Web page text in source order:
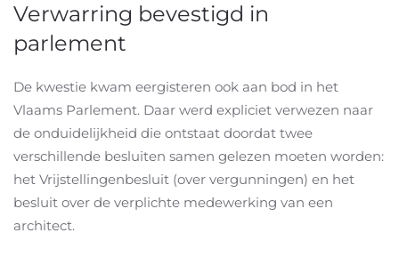
Verwarring bevestigd in
parlement
De kwestie kwam eergisteren ook aan bod in het
Vlaams Parlement. Daar werd expliciet verwezen naar
de onduidelijkheid die ontstaat doordat twee
verschillende besluiten samen gelezen moeten worden:
het Vrijstellingenbesluit (over vergunningen) en het
besluit over de verplichte medewerking van een
architect.